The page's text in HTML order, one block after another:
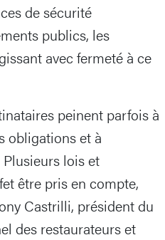
de sécurité
publics, les
avec fermeté à ce
peinent parfois à
obligations et à
lois et
être pris en compte,
Castrilli, président du
des restaurateurs et